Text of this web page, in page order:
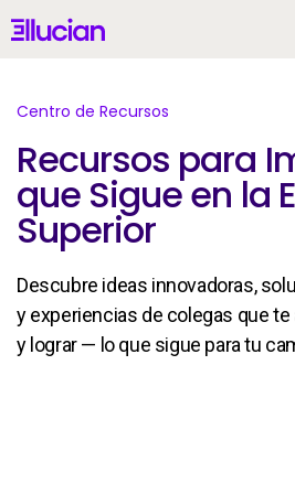
Main menu Ellucian
Mexico (Spanish)
Por Qué Ellucian
Centro de Recursos
Recursos para
que Sigue en la
Superior
Descubre ideas innovadoras,
y experiencias de colegas que
y lograr — lo que sigue para tu